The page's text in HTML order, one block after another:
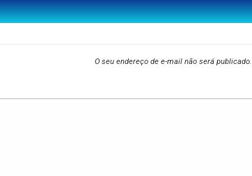
O seu endereço de e-mail não será publicado.